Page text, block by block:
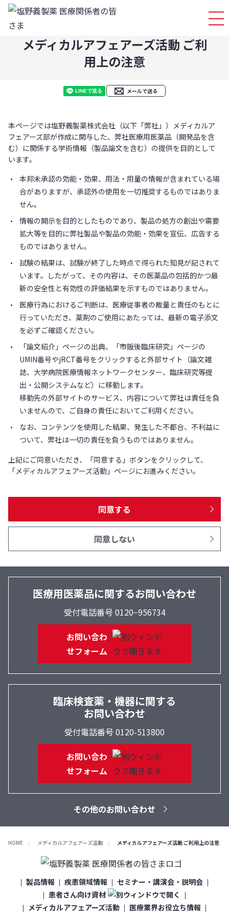
ログ
メディカルアフェアーズ活動 ご利
用上の注意
メールで送る
本ページでは塩野義製薬株式会社（以下「弊社」）メディカルア
フェアーズ部が作成に関与した、弊社医療用医薬品（開発品を含
む）に関係する学術情報（製品論文を含む）の提供を目的として
います。
本邦未承認の効能・効果、用法・用量の情報が含まれている場
合がありますが、承認外の使用を一切推奨するものではありま
せん。
情報の開示を目的としたものであり、製品の処方の創出や需要
拡大等を目的に弊社製品や製品の効能・効果を宣伝、広告する
ものではありません。
試験の結果は、試験が終了した時点で得られた知見が記されて
います。したがって、その内容は、その医薬品の包括的かつ最
新の安全性と有効性の評価結果を示すものではありません。
医療行為におけるご判断は、医療従事者の裁量と責任のもとに
行っていただき、薬剤のご使用にあたっては、最新の電子添文
を必ずご確認ください。
「論文紹介」ページの出典、「市販後臨床研究」ページの
UMIN番号やjRCT番号をクリックすると外部サイト（論文雑
誌、大学病院医療情報ネットワークセンター、臨床研究等提
出・公開システムなど）に移動します。
移動先の外部サイトのサービス、内容について弊社は責任を負
いませんので、ご自身の責任においてご利用ください。
なお、コンテンツを使用した結果、発生した不都合、不利益に
ついて、弊社は一切の責任を負うものではありません。
上記にご同意いただき、「同意する」ボタンをクリックして、
「メディカルアフェアーズ活動」ページにお進みください。
同意する
同意しない
医療用医薬品に関するお問い合わせ
受付電話番号 0120−956734
お問い合わ
せフォーム
臨床検査薬・機器に関する
お問い合わせ
受付電話番号 0120-513800
お問い合わ
せフォーム
その他のお問い合わせ
HOME メディカルアフェアーズ活動 メディカルアフェアーズ活動 ご利用上の注意
製品情報 疾患領域情報
セミナー・講演会・説明会
患者さん向け資材
メディカルアフェアーズ活動
医療業界お役立ち情報